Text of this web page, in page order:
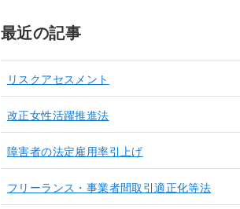
最近の記事
リスクアセスメント
改正女性活躍推進法
障害者の法定雇用率引上げ
フリーランス・事業者間取引適正化等法